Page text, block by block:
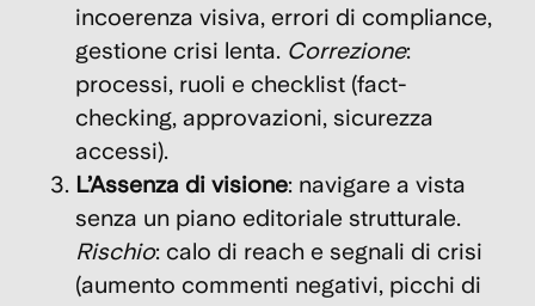
incoerenza visiva, errori di compliance,
gestione crisi lenta. Correzione:
processi, ruoli e checklist (fact-
checking, approvazioni, sicurezza
accessi).
L’Assenza di visione: navigare a vista
senza un piano editoriale strutturale.
Rischio: calo di reach e segnali di crisi
(aumento commenti negativi, picchi di